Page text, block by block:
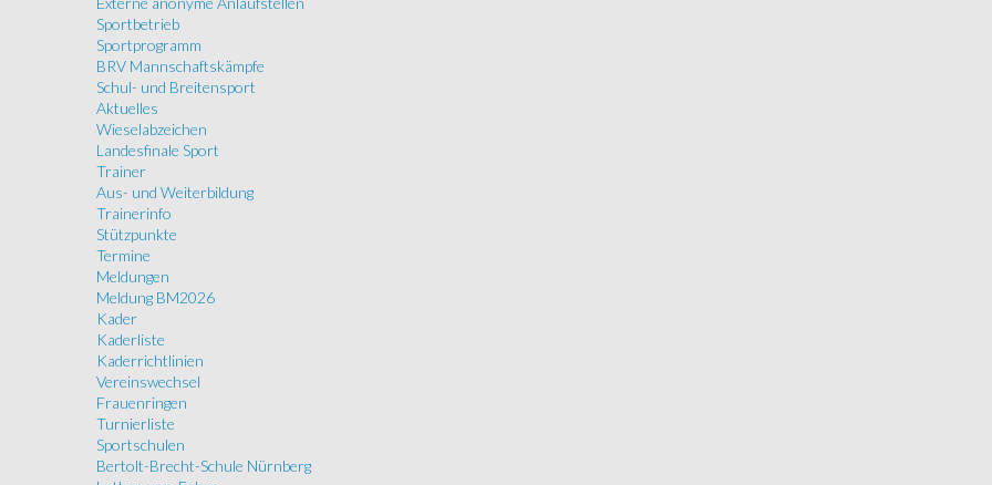
Sportbetrieb
Sportprogramm
BRV Mannschaftskämpfe
Schul- und Breitensport
Aktuelles
Wieselabzeichen
Landesfinale Sport
Trainer
Aus- und Weiterbildung
Trainerinfo
Stützpunkte
Termine
Meldungen
Meldung BM2026
Kader
Kaderliste
Kaderrichtlinien
Vereinswechsel
Frauenringen
Turnierliste
Sportschulen
Bertolt-Brecht-Schule Nürnberg